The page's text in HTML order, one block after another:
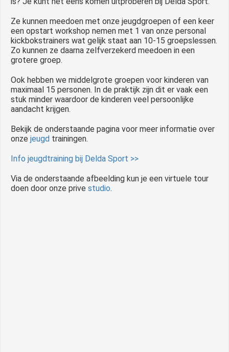
Ze kunnen meedoen met onze jeugdgroepen of een keer
een opstart workshop nemen met 1 van onze personal
kickbokstrainers wat gelijk staat aan 10-15 groepslessen.
Zo kunnen ze daarna zelfverzekerd meedoen in een
grotere groep.
Ook hebben we middelgrote groepen voor kinderen van
maximaal 15 personen. In de praktijk zijn dit er vaak een
stuk minder waardoor de kinderen veel persoonlijke
aandacht krijgen.
Bekijk de onderstaande pagina voor meer informatie over
onze jeugd trainingen.
Info jeugdtraining bij Delda Sport >>
Via de onderstaande afbeelding kun je een virtuele tour
doen door onze prive studio.